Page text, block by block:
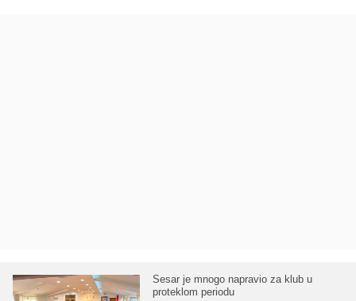
Sesar je mnogo napravio za klub u
proteklom periodu